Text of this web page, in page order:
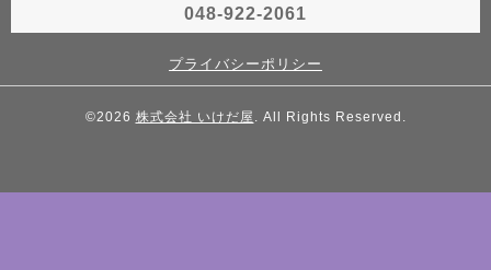
048-922-2061
プライバシーポリシー
©2026 株式会社 いけだ屋 . All Rights Reserved.